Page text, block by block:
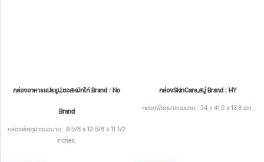
กล่องอาหารแปรรูป,ซอสหมักไก่ Brand : No
Brand
กล่องพัสดุฝาชนขนาด : 9 5/8 x 12 5/8 x 11 1/2
inches.
กล่องSkinCare,สบู่ Brand : HY
กล่องพัสดุฝาชนขนาด : 24 x 41.5 x 13.3 cm.